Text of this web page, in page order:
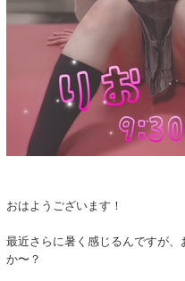
おはようございます！
最近さらに暑く感じるんですが
か〜？